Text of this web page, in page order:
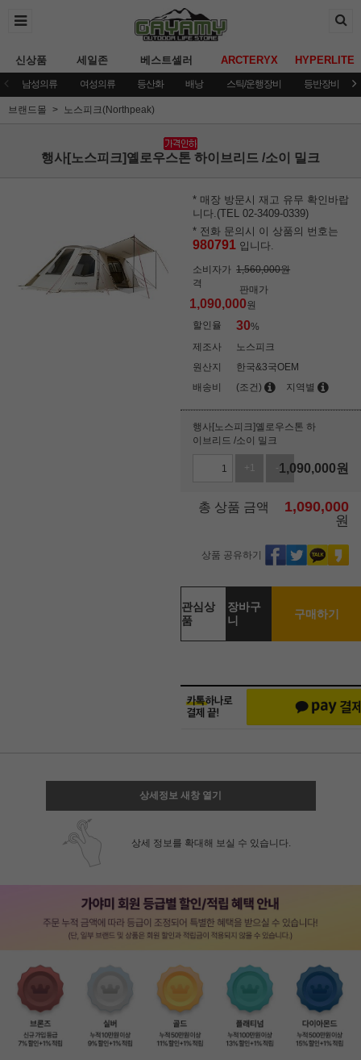
신상품 세일존 베스트셀러 ARCTERYX HYPERLITE
남성의류 여성의류 등산화 배낭 스틱/운행장비 등반장비
브랜드몰 노스피크(Northpeak)
행사[노스피크]옐로우스톤 하이브리드 /소이 밀크
* 매장 방문시 재고 유무 확인바랍
니다.(TEL 02-3409-0339)
* 전화 문의시 이 상품의 번호는
980791 입니다.
소비자가
격
1,560,000원
판매가
1,090,000원
할인율
30%
제조사
노스피크
원산지
한국&3국OEM
배송비
(조건) 지역별
행사[노스피크]옐로우스톤 하
이브리드 /소이 밀크
+1 -11,090,000원
총 상품 금액 1,090,000
원
상품 공유하기
관심상
품
장바구
니
구매하기
상세정보 새창 열기
상세 정보를 확대해 보실 수 있습니다.